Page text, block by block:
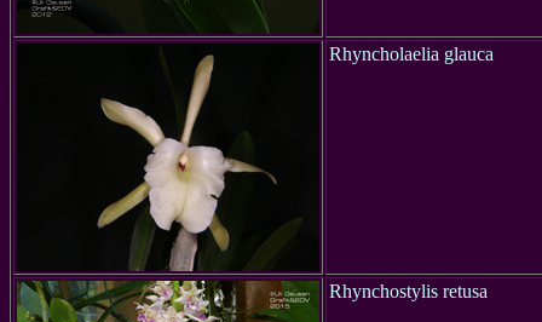
Rhyncholaelia glauca
Rhynchostylis retusa